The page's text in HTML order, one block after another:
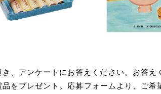
、アンケートにお答えください。お答え
をプレゼント。応募フォームより、ご希